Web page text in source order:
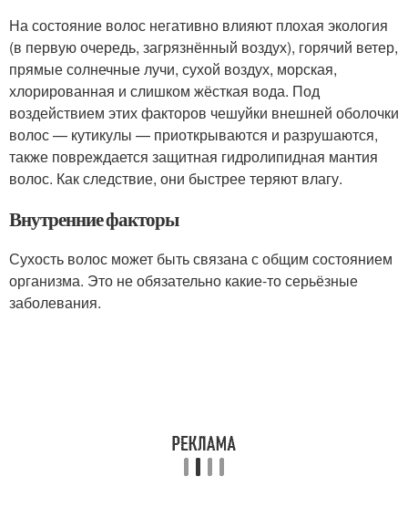
На состояние волос негативно влияют плохая экология
(в первую очередь, загрязнённый воздух), горячий ветер,
прямые солнечные лучи, сухой воздух, морская,
хлорированная и слишком жёсткая вода. Под
воздействием этих факторов чешуйки внешней оболочки
волос — кутикулы — приоткрываются и разрушаются,
также повреждается защитная гидролипидная мантия
волос. Как следствие, они быстрее теряют влагу.
Внутренние факторы
Сухость волос может быть связана с общим состоянием
организма. Это не обязательно какие-то серьёзные
заболевания.